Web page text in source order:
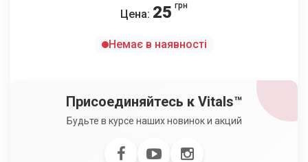
Цена: 25 грн
Немає в наявності
Присоединяйтесь к Vitals™
Будьте в курсе наших новинок и акций